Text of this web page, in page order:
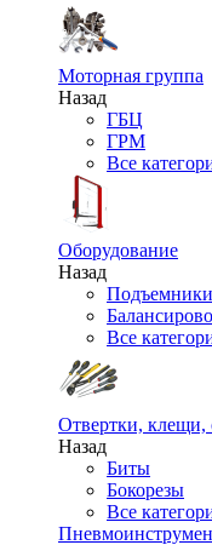
Моторная группа
Назад
ГБЦ
ГРМ
Все
Оборудование
Назад
Подъемники
Все
Отвертки, клещи,
Назад
Биты
Бокорезы
Все